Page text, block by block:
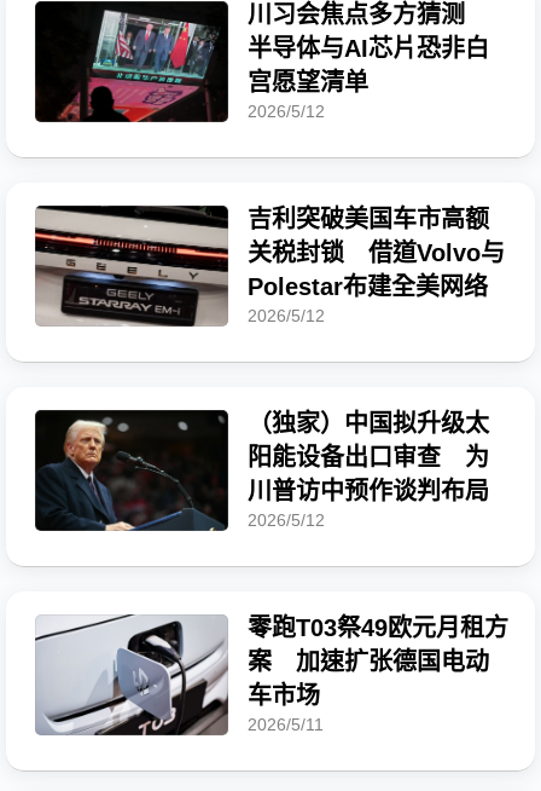
川习会焦点多方猜测
半导体与AI芯片恐非白
宫愿望清单
2026/5/12
吉利突破美国车市高额
关税封锁 借道Volvo与
Polestar布建全美网络
2026/5/12
（独家）中国拟升级太
阳能设备出口审查 为
川普访中预作谈判布局
2026/5/12
零跑T03祭49欧元月租方
案 加速扩张德国电动
车市场
2026/5/11